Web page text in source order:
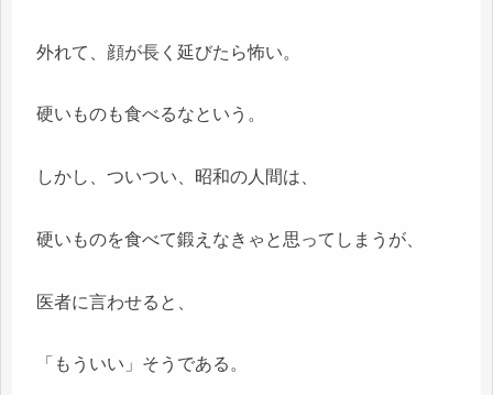
外れて、顔が長く延びたら怖い。
硬いものも食べるなという。
しかし、ついつい、昭和の人間は、
硬いものを食べて鍛えなきゃと思ってしまうが、
医者に言わせると、
「もういい」そうである。